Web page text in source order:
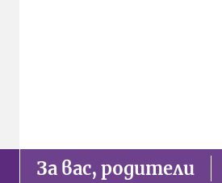
За вас, родители